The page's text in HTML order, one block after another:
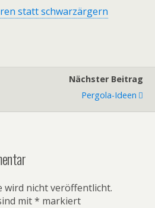
Nächster Beitrag
Pergola-Ideen
wird nicht veröffentlicht.
mit* markiert